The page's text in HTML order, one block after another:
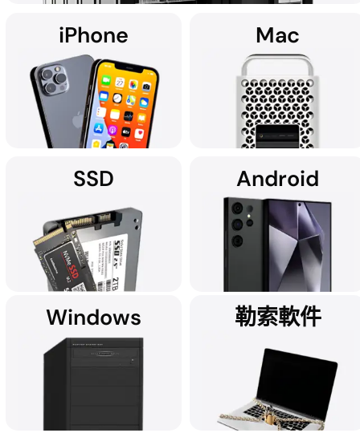
DriveSavers 提供量身訂造的解決方案，專業處理 RAID、NAS、
SAN 及多碟伺服器等高容量儲存設備的資料救援。
iPhone
尋找 iPhone 資料救援服務？
我們隨時為您效勞。
Mac
不少 Apple 授權服務中心都推
薦 DriveSavers。
SSD
如您需要可靠的 SSD 資料救援
服務，DriveSavers 擁有無可
Android
DriveSavers 可救回所有智能
手機資料，包括相片、聯絡人
及訊息內容。
Windows 勒索軟件